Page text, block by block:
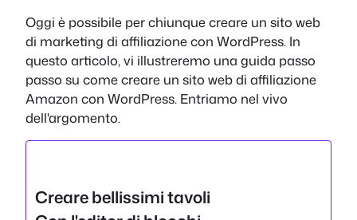
Oggi è possibile per chiunque creare un sito web
di marketing di affiliazione con WordPress. In
questo articolo, vi illustreremo una guida passo
passo su come creare un sito web di affiliazione
Amazon con WordPress. Entriamo nel vivo
dell'argomento.
Creare bellissimi tavoli